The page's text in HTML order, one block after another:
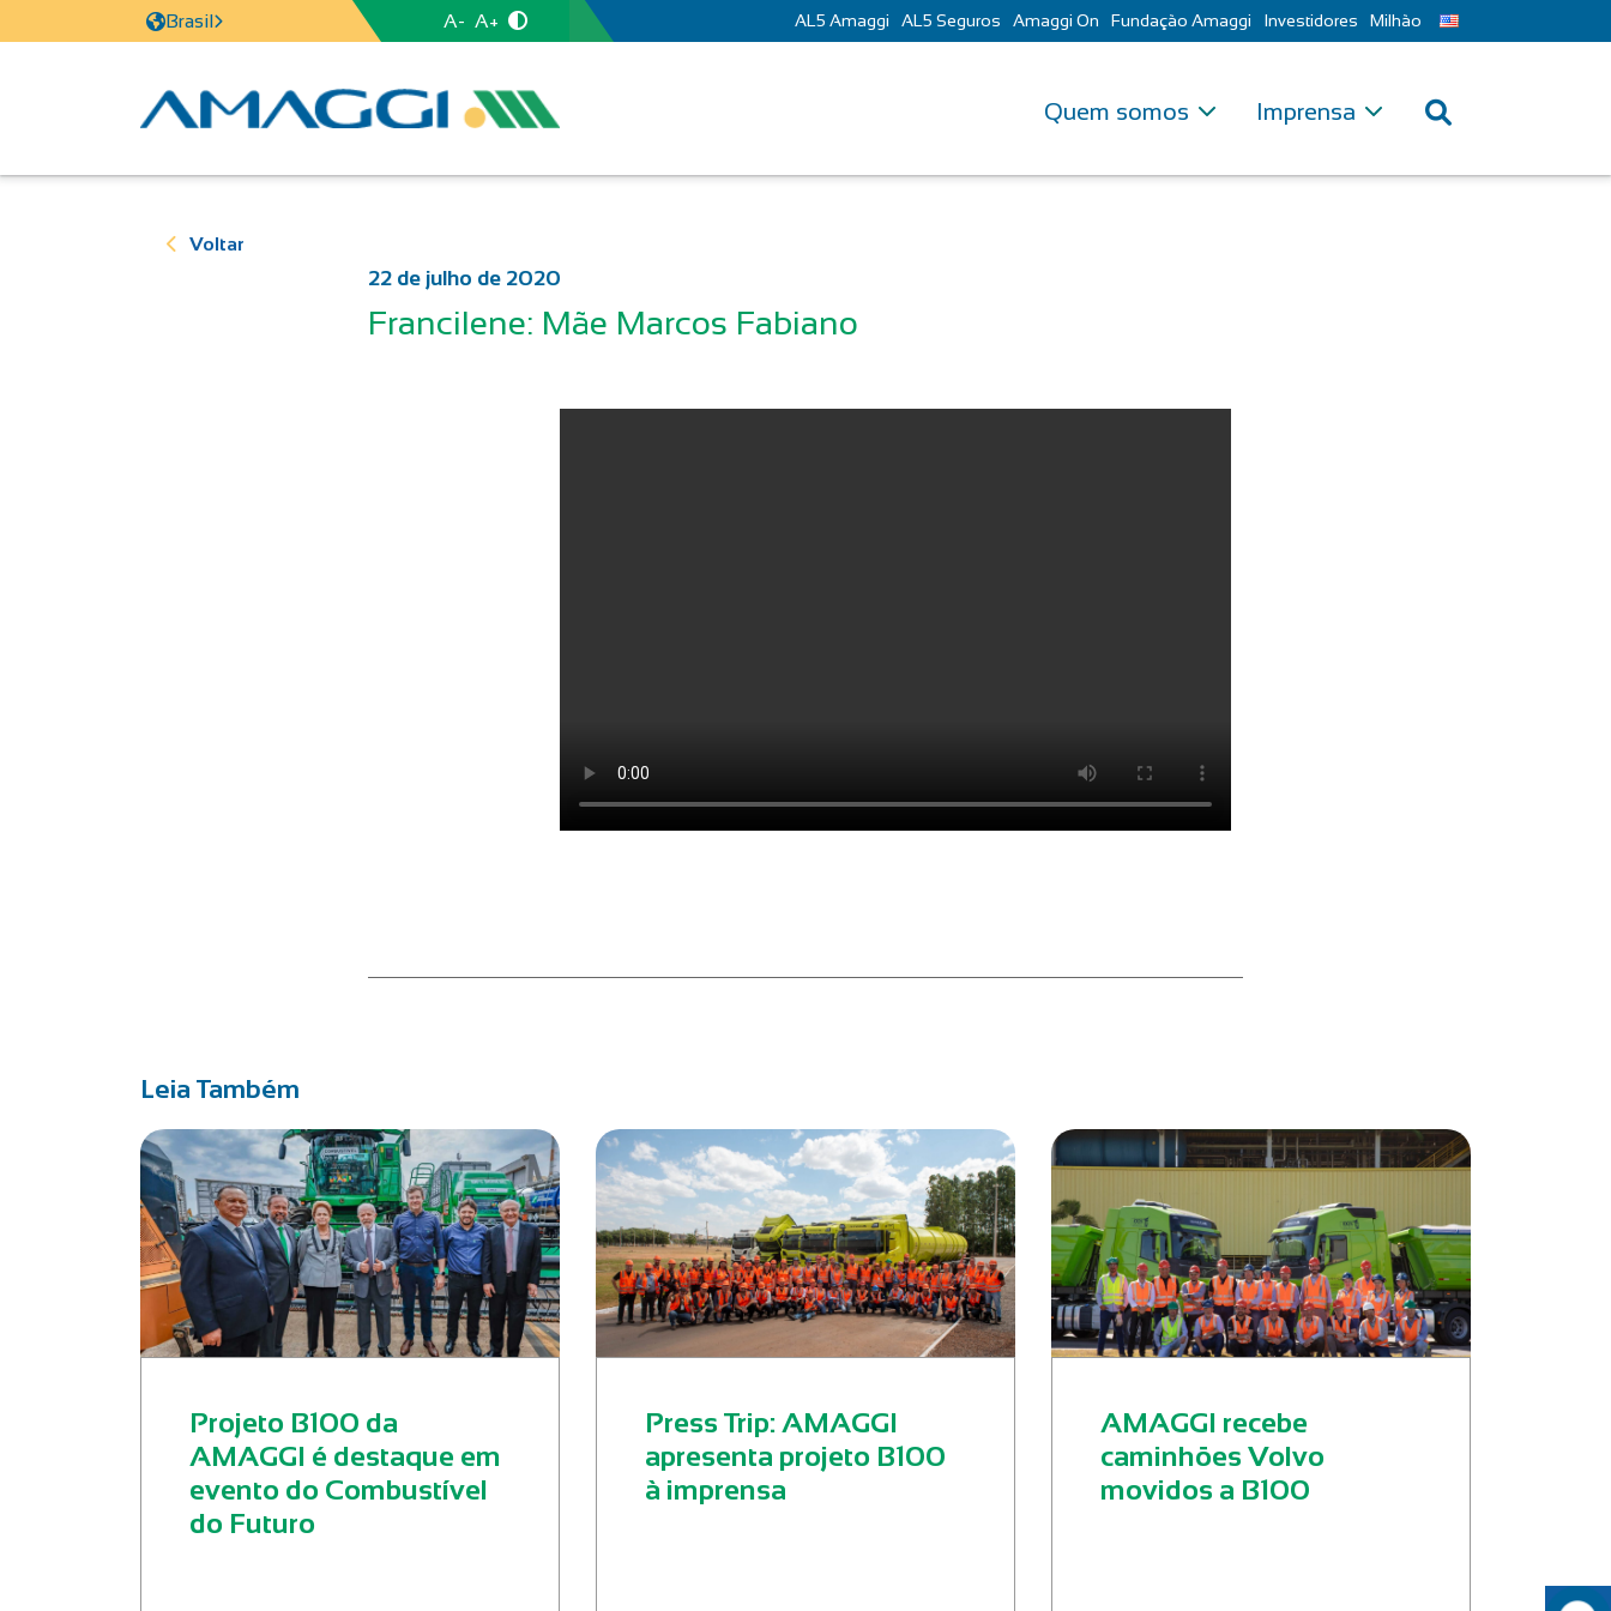
Brasil A- A+ AL5 Amaggi AL5 Seguros Amaggi On Fundação Amaggi Investidores Milhão
Quem somos Imprensa
Voltar
22 de julho de 2020
Francilene: Mãe Marcos Fabiano
Leia Também
Projeto B100 da
AMAGGI é destaque em
evento do Combustível
do Futuro
Press Trip: AMAGGI
apresenta projeto B100
à imprensa
AMAGGI recebe
caminhões Volvo
movidos a B100